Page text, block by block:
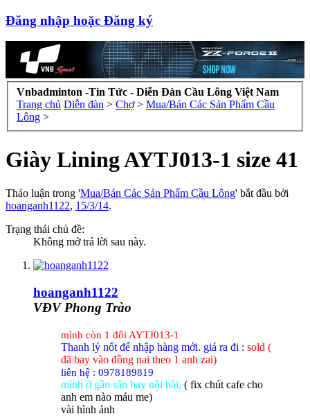
Đăng nhập hoặc Đăng ký
Vnbadminton -Tin Tức - Diễn Đàn Cầu Lông Việt Nam
Trang chủ Diễn đàn > Chợ > Mua/Bán Các Sản Phẩm Cầu
Lông >
Giày Lining AYTJ013-1 size 41
Thảo luận trong 'Mua/Bán Các Sản Phẩm Cầu Lông' bắt đầu bởi
hoanganh1122, 15/3/14.
Trạng thái chủ đề:
Không mở trả lời sau này.
hoanganh1122
VĐV Phong Trào
mình còn 1 đôi AYTJ013-1
Thanh lý nốt để nhập hàng mới. giá ra đi : sold (
đã bay vào đồng nai theo 1 anh zai)
liên hệ : 0978189819
mình ở gần sân bay nội bài, ( fix chút cafe cho
anh em nào máu me)
vài hình ảnh